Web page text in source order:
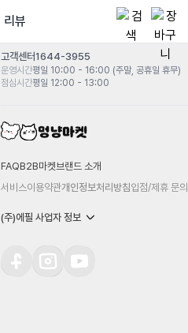
리뷰
고객센터1644-3955
운영시간평일 10:00 - 16:00 (주말, 공휴일 휴무)
점심시간평일 12:00 - 13:00
FAQB2B마켓 브랜드 소개
서비스이용약관개인정보처리방침입점/제휴 문의
(주)에필 사업자 정보